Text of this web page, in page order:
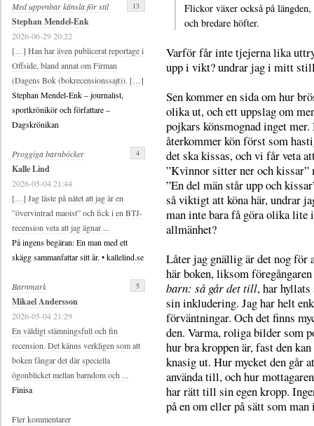
Flickor växer också på
och bredare höfter.
Varför får inte tjejerna lika
upp i vikt? undrar jag i mitt
Sen kommer en sida om hur
olika ut, och ett uppslag om
pojkars könsmognad inget
återkommer kön först som
det ska kissas, och vi får veta
”Kvinnor sitter ner och kissar”
”En del män står upp och
så viktigt att köna här, undrar
man inte bara få göra olika lite i
allmänhet?
Låter jag gnällig är det nog för
här boken, liksom föregångaren
barn: så går det till, har
sin inkludering. Jag har helt
förväntningar. Och det finns
den. Varma, roliga bilder som
hur bra kroppen är, fast den
knasig ut. Hur mycket den går
använda till, och hur
har rätt till sin egen kropp.
på en om eller på sätt som
Med uppenbar känsla för stil
Stephan Mendel-Enk
2026-06-29 20:22
[…] Han har även publicerat reportage i
Offside, bland annat om Firman
(Dagens Bok (bokrecensionssajt)). […]
Stephan Mendel-Enk – journalist,
sportkrönikör och författare –
Dagskrönikan
13
Proggiga barnböcker
Kalle Lind
2026-05-04 21:44
[…] Jag läste på nätet att jag är en
”övervintrad maoist” och fick i en BTJ-
recension veta att jag ägnar ...
På ingens begäran: En man med ett
skägg sammanfattar sitt år. • kallelind.se
4
Barnmark
Mikael Andersson
2026-05-04 21:29
En väldigt stämningsfull och fin
recension. Det känns verkligen som att
boken fångar det där speciella
ögonblicket mellan barndom och ...
Finisa
5
Fler kommentarer